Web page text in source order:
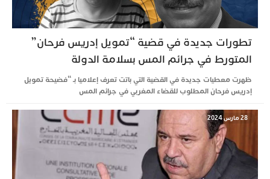
تطورات جديدة في قضية “تمويل إدريس فرحان”
المتورط في جرائم المس بسلامة الدولة
ظهرت معطيات جديدة في القضية التي باتت تعرف إعلاميا بـ “فضيحة تمويل
إدريس فرحان المطلوب للقضاء المغربي في جرائم المس